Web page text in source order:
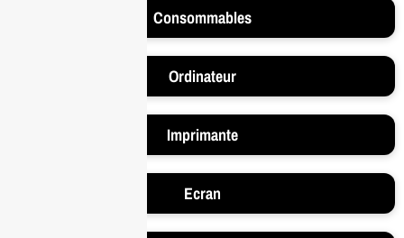
Consommables
Ordinateur
Imprimante
Ecran